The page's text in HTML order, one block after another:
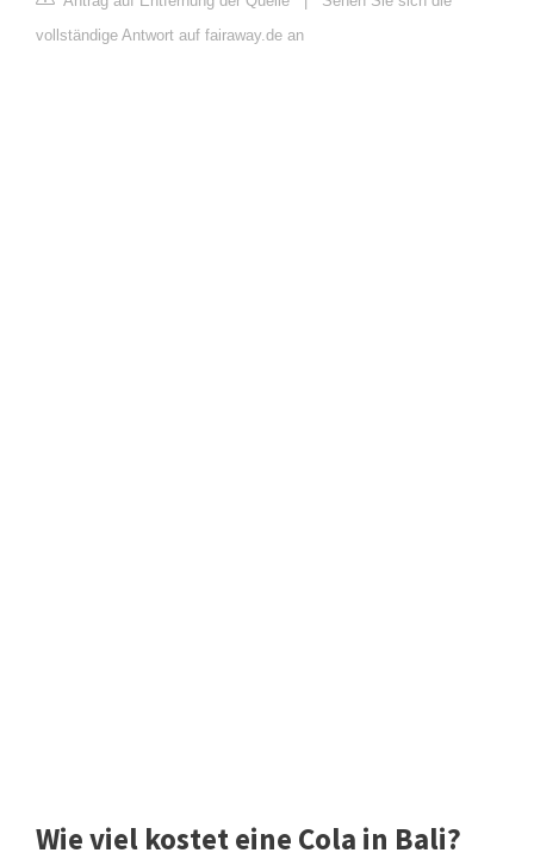
vollständige Antwort auf fairaway.de an
Wie viel kostet eine Cola in Bali?